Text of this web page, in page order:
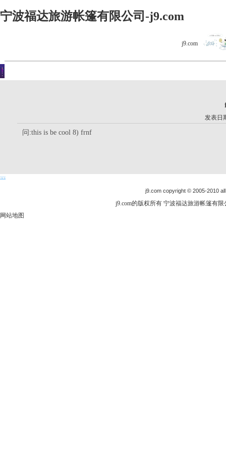
宁波福达旅游帐篷有限公司-j9.com
j9.com
发表日
问:this is be cool 8) frnf
j9.com copyright © 2005-2010
j9.com的版权所有 宁波福达旅游帐篷有
网站地图